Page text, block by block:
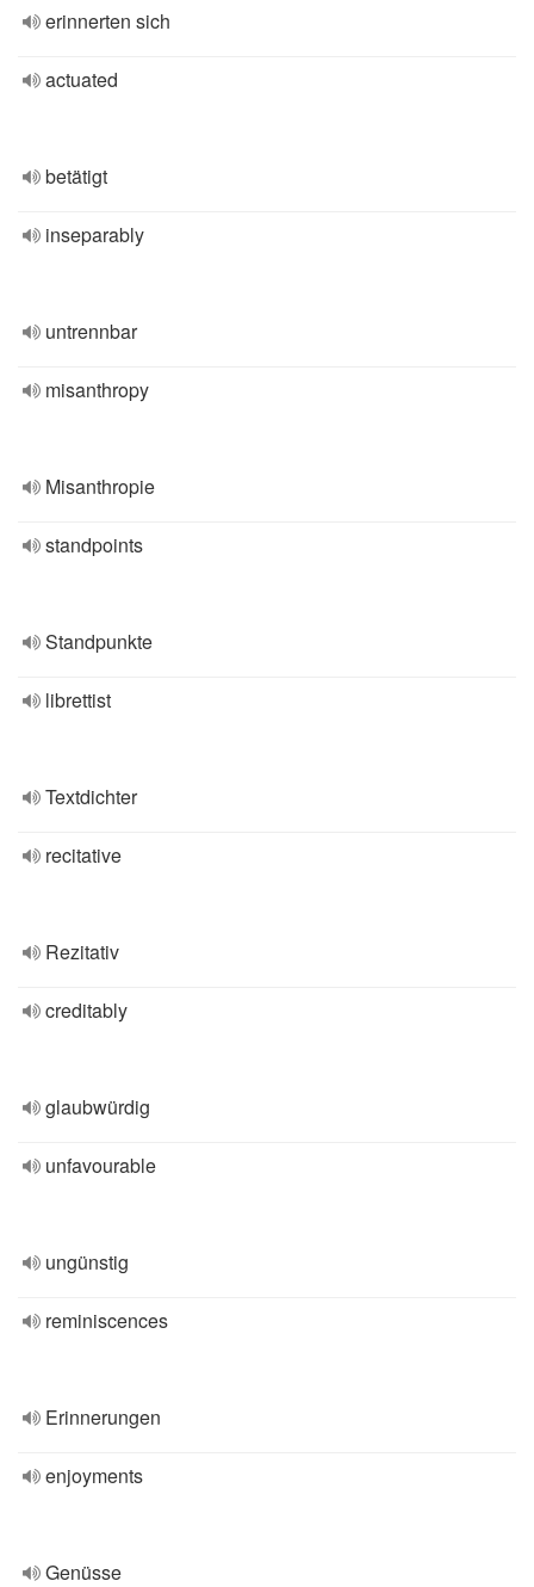
erinnerten sich
actuated
betätigt
inseparably
untrennbar
misanthropy
Misanthropie
standpoints
Standpunkte
librettist
Textdichter
recitative
Rezitativ
creditably
glaubwürdig
unfavourable
ungünstig
reminiscences
Erinnerungen
enjoyments
Genüsse